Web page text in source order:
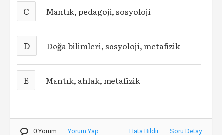
C Mantık, pedagoji, sosyoloji
D Doğa bilimleri, sosyoloji, metafizik
E Mantık, ahlak, metafizik
0 Yorum Yorum Yap Hata Bildir Soru Detay